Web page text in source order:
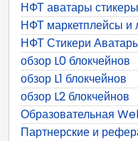
НФТ аватары стикеры
НФТ маркетплейсы и
НФТ Стикери
обзор L0 блокчейнов
обзор L1 блокчейнов
обзор L2 блокчейнов
Образовательная
Партнерские и